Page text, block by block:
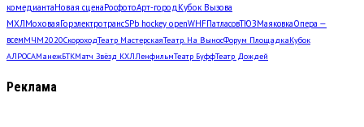
комедиантаНовая сценаРосфотоАрт-город Кубок Вызова
МХЛМоховаяГорэлектротрансSPb hockey openWHFПатласовТЮЗМаяковкаОпера —
всемМЧМ2020СкороходТеатр МастерскаяТеатр. На ВыносФорум ПлощадкаКубок
АЛРОСАМанежБТКМатч Звёзд КХЛЛенфильмТеатр БуффТеатр Дождей
Реклама